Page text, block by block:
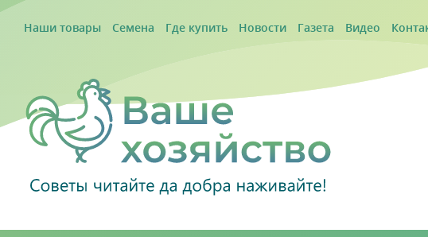
Наши товары Семена Где купить Новости Газета Видео